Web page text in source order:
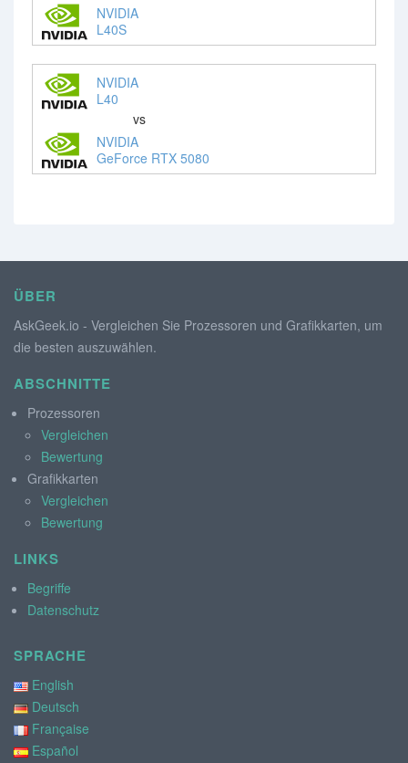
NVIDIA
L40S
NVIDIA
L40
vs
NVIDIA
GeForce RTX 5080
ÜBER
AskGeek.io - Vergleichen Sie Prozessoren und Grafikkarten, um
die besten auszuwählen.
ABSCHNITTE
Prozessoren
Vergleichen
Bewertung
Grafikkarten
Vergleichen
Bewertung
LINKS
Begriffe
Datenschutz
SPRACHE
English
Deutsch
Française
Español